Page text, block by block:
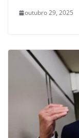
outubro 29, 2025